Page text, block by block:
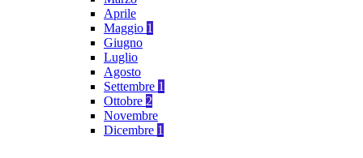
Aprile
Maggio 1
Giugno
Luglio
Agosto
Settembre 1
Ottobre 2
Novembre
Dicembre 1